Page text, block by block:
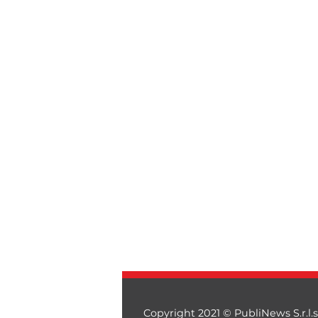
Copyright 2021 © PubliNews